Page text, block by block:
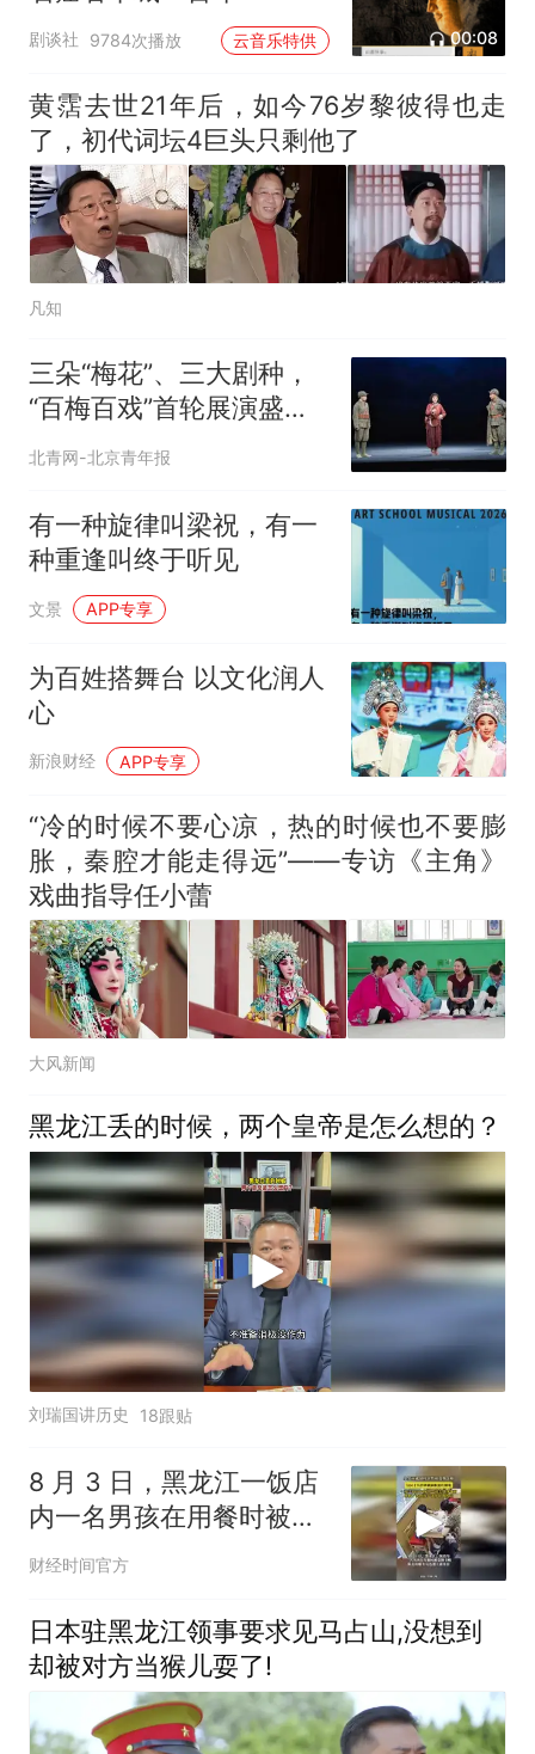
剧谈社 9784次播放 云音乐特供 00:08
黄霑去世21年后，如今76岁黎彼得也走
了，初代词坛4巨头只剩他了
凡知
三朵“梅花”、三大剧种，
“百梅百戏”首轮展演盛夏
聚人气
北青网-北京青年报
有一种旋律叫梁祝，有一
种重逢叫终于听见
文景 APP专享
为百姓搭舞台 以文化润人
心
新浪财经 APP专享
“冷的时候不要心凉，热的时候也不要膨
胀，秦腔才能走得远”——专访《主角》
戏曲指导任小蕾
大风新闻
黑龙江丢的时候，两个皇帝是怎么想的？
刘瑞国讲历史 18跟贴
8 月 3 日，黑龙江一饭店
内一名男孩在用餐时被食
物卡喉
财经时间官方
日本驻黑龙江领事要求见马占山,没想到
却被对方当猴儿耍了!